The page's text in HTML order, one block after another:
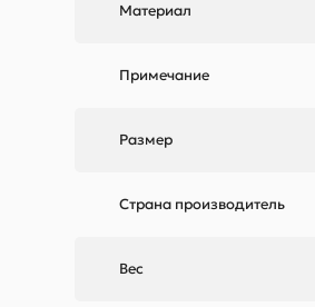
Материал
Примечание
Размер
Страна производитель
Вес